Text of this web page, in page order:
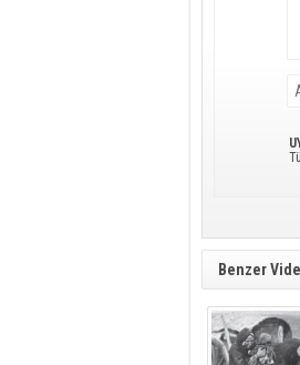
Benzer